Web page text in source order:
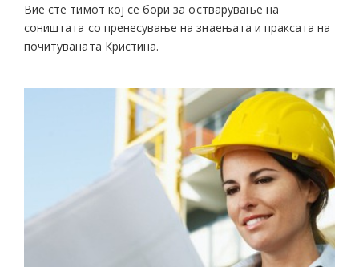
Вие сте тимот кој се бори за остварување на
соништата со пренесување на знаењата и праксата на
почитуваната Кристина.